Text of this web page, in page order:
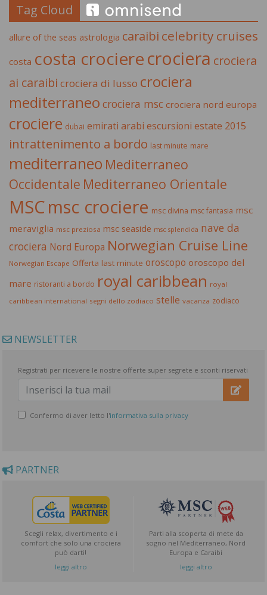
Tag Cloud
allure of the seas astrologia caraibi celebrity cruises
costa costa crocierecrociera crociera
ai caraibi crociera di lusso crociera
mediterraneo crociera msc crociera nord europa
crociere dubai emirati arabi escursioni estate 2015
intrattenimento a bordo last minute mare
mediterraneo Mediterraneo
Occidentale Mediterraneo Orientale
MSCmsc crociere msc divina msc fantasia msc
meraviglia msc preziosa msc seaside msc splendida nave da
crociera Nord Europa Norwegian Cruise Line
Norwegian Escape Offerta last minute oroscopo oroscopo del
mare ristoranti a bordo royal caribbean royal
caribbean international segni dello zodiaco stelle vacanza zodiaco
NEWSLETTER
Registrati per ricevere le nostre offerte super segrete e sconti riservati
Confermo di aver letto l'informativa sulla privacy
PARTNER
Scegli relax, divertimento e i
comfort che solo una crociera
può darti!
leggi altro
Parti alla scoperta di mete da
sogno nel Mediterraneo, Nord
Europa e Caraibi
leggi altro